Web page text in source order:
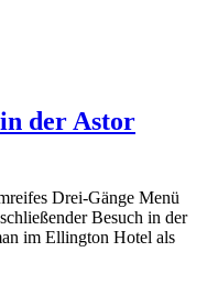
der Astor
Drei-Gänge Menü
Besuch in der
im Ellington Hotel als